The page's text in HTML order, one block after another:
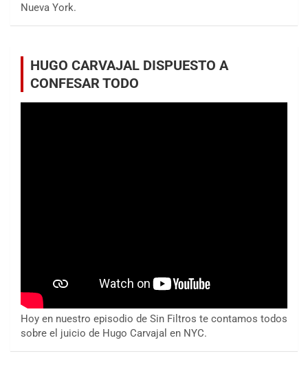
Nueva York.
HUGO CARVAJAL DISPUESTO A
CONFESAR TODO
Hoy en nuestro episodio de Sin Filtros te contamos todos
sobre el juicio de Hugo Carvajal en NYC.